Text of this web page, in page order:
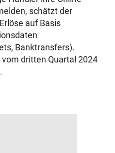
schätzt der
auf Basis
Banktransfers).
dritten Quartal 2024